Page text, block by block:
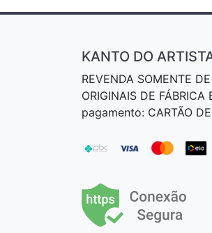
KANTO DO
REVENDA SOMENTE
ORIGINAIS DE
pagamento: CARTÃO